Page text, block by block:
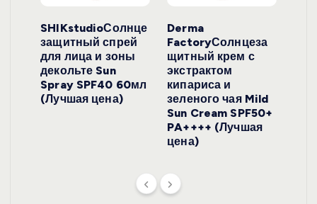
SHIKstudioСолнце
защитный спрей
для лица и зоны
декольте Sun
Spray SPF40 60мл
(Лучшая цена)
Derma
FactoryСолнцеза
щитный крем с
экстрактом
кипариса и
зеленого чая Mild
Sun Cream SPF50+
PA++++ (Лучшая
цена)